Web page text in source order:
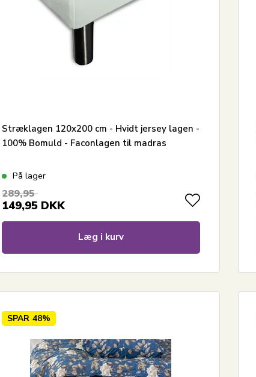
Stræklagen 120x200 cm - Hvidt jersey lagen -
100% Bomuld - Faconlagen til madras
På lager
289,95
149,95 DKK
Læg i kurv
SPAR 48%